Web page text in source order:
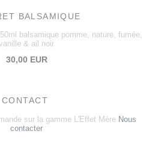
BALSAMIQUE
balsamique pomme, nature, fumée,
& ail noir
30,00 EUR
CONTACT
sur la gamme L'Effet Mère Nous
contacter